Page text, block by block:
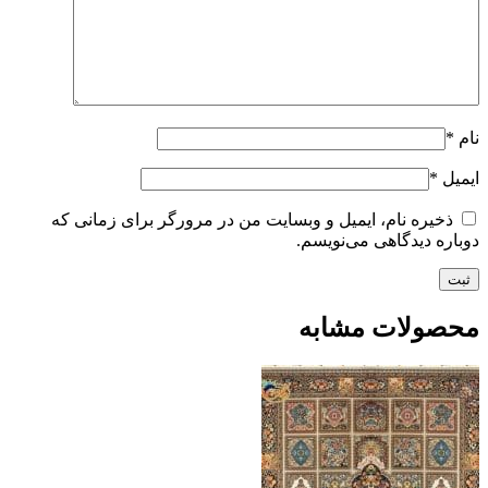
نام *
ایمیل *
ذخیره نام، ایمیل و وبسایت من در مرورگر برای زمانی که
دوباره دیدگاهی می‌نویسم.
محصولات مشابه